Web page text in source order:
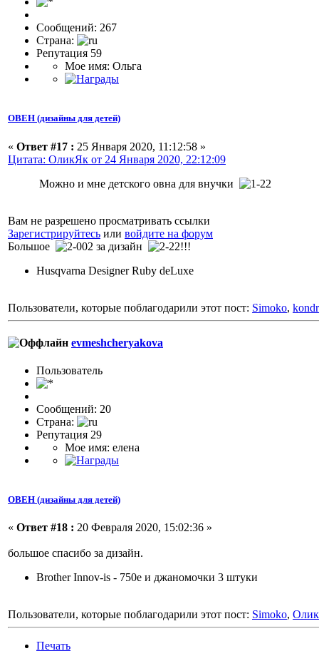
Сообщений: 267
Страна:
Репутация 59
Мое имя: Ольга
ОВЕН (дизайны для детей)
« Ответ #17 : 25 Января 2020, 11:12:58 »
Цитата: ОликЯк от 24 Января 2020, 22:12:09
Можно и мне детского овна для внучки
Вам не разрешено просматривать ссылки
Зарегистрируйтесь или войдите на форум
Большое
за дизайн
!!!
Husqvarna Designer Ruby deLuxe
Пользователи, которые поблагодарили этот пост: Simoko,
evmeshcheryakova
Пользоватeль
Сообщений: 20
Страна:
Репутация 29
Мое имя: елена
ОВЕН (дизайны для детей)
« Ответ #18 : 20 Февраля 2020, 15:02:36 »
большое спасибо за дизайн.
Brother Innov-is - 750e и джаномочки 3 штуки
Пользователи, которые поблагодарили этот пост: Simoko,
Печать